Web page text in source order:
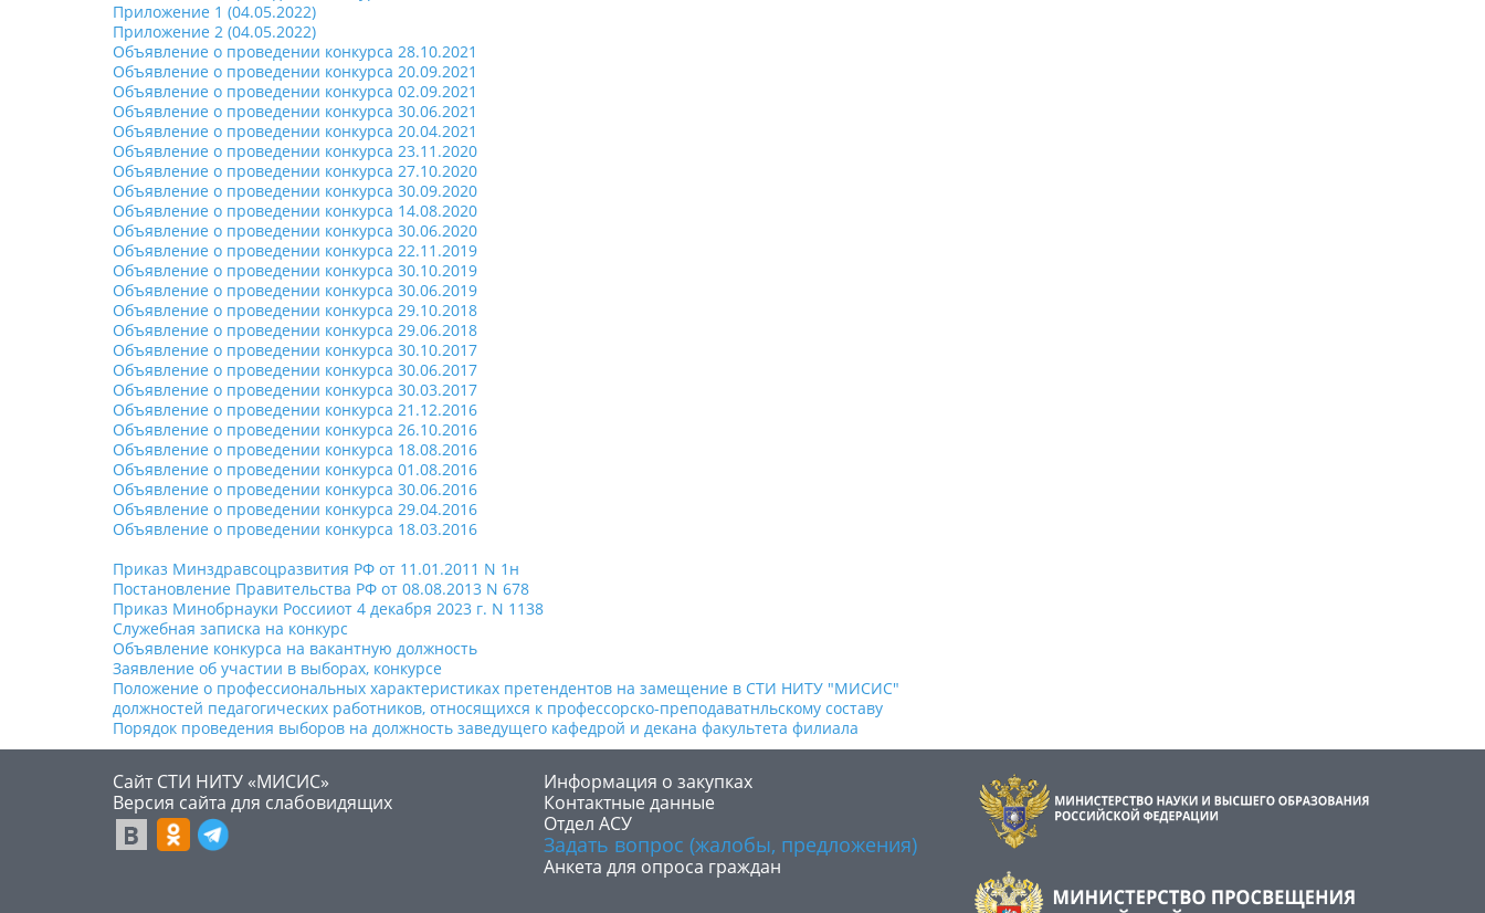
Приложение 1 (04.05.2022)
Приложение 2 (04.05.2022)
Объявление о проведении конкурса 28.10.2021
Объявление о проведении конкурса 20.09.2021
Объявление о проведении конкурса 02.09.2021
Объявление о проведении конкурса 30.06.2021
Объявление о проведении конкурса 20.04.2021
Объявление о проведении конкурса 23.11.2020
Объявление о проведении конкурса 27.10.2020
Объявление о проведении конкурса 30.09.2020
Объявление о проведении конкурса 14.08.2020
Объявление о проведении конкурса 30.06.2020
Объявление о проведении конкурса 22.11.2019
Объявление о проведении конкурса 30.10.2019
Объявление о проведении конкурса 30.06.2019
Объявление о проведении конкурса 29.10.2018
Объявление о проведении конкурса 29.06.2018
Объявление о проведении конкурса 30.10.2017
Объявление о проведении конкурса 30.06.2017
Объявление о проведении конкурса 30.03.2017
Объявление о проведении конкурса 21.12.2016
Объявление о проведении конкурса 26.10.2016
Объявление о проведении конкурса 18.08.2016
Объявление о проведении конкурса 01.08.2016
Объявление о проведении конкурса 30.06.2016
Объявление о проведении конкурса 29.04.2016
Объявление о проведении конкурса 18.03.2016
Приказ Минздравсоцразвития РФ от 11.01.2011 N 1н
Постановление Правительства РФ от 08.08.2013 N 678
Приказ Минобрнауки Россииот 4 декабря 2023 г. N 1138
Служебная записка на конкурс
Объявление конкурса на вакантную должность
Заявление об участии в выборах, конкурсе
Положение о профессиональных характеристиках претендентов на замещение в СТИ НИТУ "МИСИС"
должностей педагогических работников, относящихся к профессорско-преподаватнльскому составу
Порядок проведения выборов на должность заведущего кафедрой и декана факультета филиала
Сайт СТИ НИТУ «МИСИС»
​Версия сайта для слабовидящих
​Информация о закупках
Контактные данные
Отдел АСУ
Задать вопрос (жалобы, предложения)
Анкета для опроса граждан